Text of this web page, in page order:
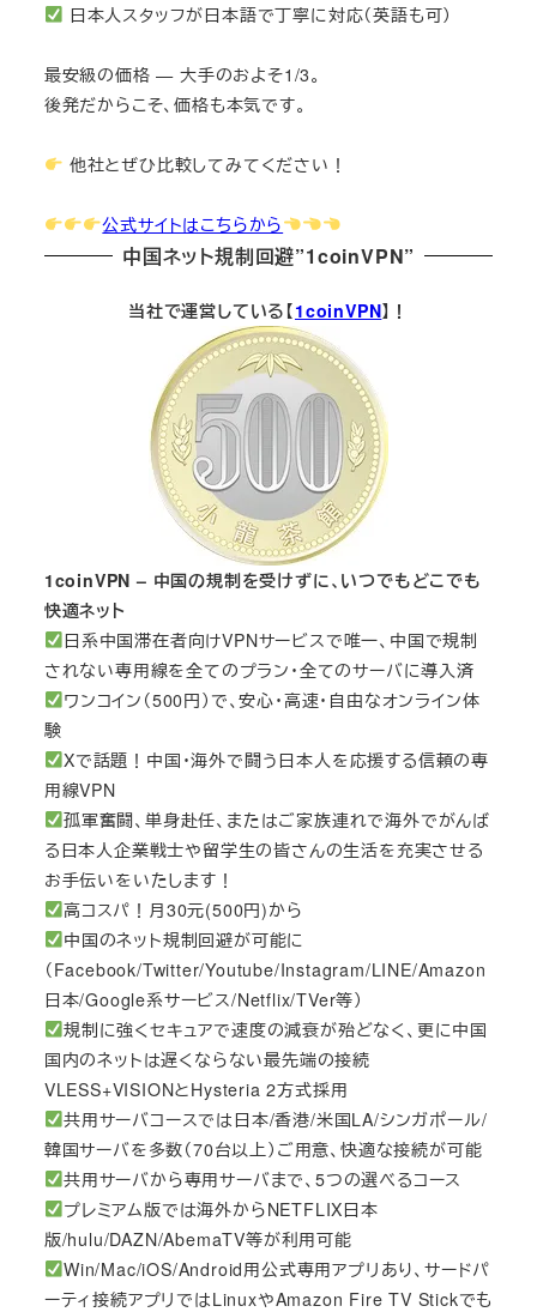
日本人スタッフが日本語で丁寧に対応（英語も可）
最安級の価格 — 大手のおよそ1/3。
後発だからこそ、価格も本気です。
他社とぜひ比較してみてください！
公式サイトはこちらから
中国ネット規制回避”1coinVPN”
当社で運営している【1coinVPN】！
1coinVPN – 中国の規制を受けずに、いつでもどこでも
快適ネット
日系中国滞在者向けVPNサービスで唯一、中国で規制
されない専用線を全てのプラン・全てのサーバに導入済
ワンコイン（500円）で、安心・高速・自由なオンライン体
験
Xで話題！中国・海外で闘う日本人を応援する信頼の専
用線VPN
孤軍奮闘、単身赴任、またはご家族連れで海外でがんば
る日本人企業戦士や留学生の皆さんの生活を充実させる
お手伝いをいたします！
高コスパ！月30元(500円)から
中国のネット規制回避が可能に
（Facebook/Twitter/Youtube/Instagram/LINE/Amazon
日本/Google系サービス/Netflix/TVer等）
規制に強くセキュアで速度の減衰が殆どなく、更に中国
国内のネットは遅くならない最先端の接続
VLESS+VISIONとHysteria 2方式採用
共用サーバコースでは日本/香港/米国LA/シンガポール/
韓国サーバを多数（70台以上）ご用意、快適な接続が可能
共用サーバから専用サーバまで、5つの選べるコース
プレミアム版では海外からNETFLIX日本
版/hulu/DAZN/AbemaTV等が利用可能
Win/Mac/iOS/Android用公式専用アプリあり、サードパ
ーティ接続アプリではLinuxやAmazon Fire TV Stickでも